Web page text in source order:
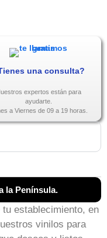
una consulta?
expertos están para
ayudarte.
a Viernes de 09 a 19 horas.
la Península.
establecimiento, en
vinilos para